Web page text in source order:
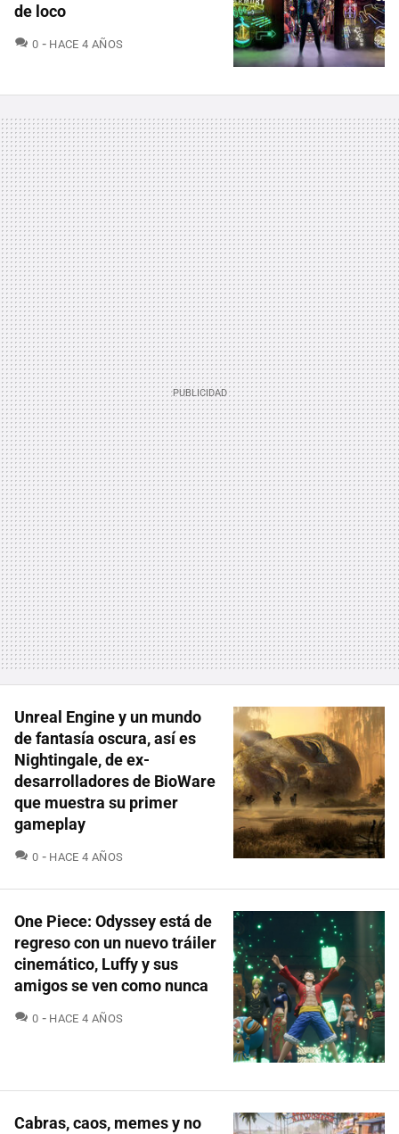
de loco
0 COMENTARIOS
HACE 4 AÑOS
Unreal Engine y un mundo
de fantasía oscura, así es
Nightingale, de ex-
desarrolladores de BioWare
que muestra su primer
gameplay
0 COMENTARIOS
HACE 4 AÑOS
One Piece: Odyssey está de
regreso con un nuevo tráiler
cinemático, Luffy y sus
amigos se ven como nunca
0 COMENTARIOS
HACE 4 AÑOS
Cabras, caos, memes y no